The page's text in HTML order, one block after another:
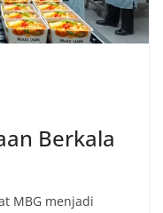
Berkala
MBG menjadi